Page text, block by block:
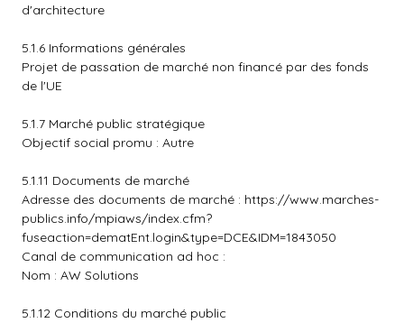
d'architecture
5.1.6 Informations générales
Projet de passation de marché non financé par des fonds
de l'UE
5.1.7 Marché public stratégique
Objectif social promu : Autre
5.1.11 Documents de marché
Adresse des documents de marché : https://www.marches-
publics.info/mpiaws/index.cfm?
fuseaction=dematEnt.login&type=DCE&IDM=1843050
Canal de communication ad hoc :
Nom : AW Solutions
5.1.12 Conditions du marché public